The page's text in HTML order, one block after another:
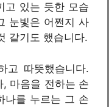
고 있는 듯한 모습
눈빛은 어쩐지 사
같기도 했습니다.
고 따뜻했습니다.
마음을 전하는 손
나를 누르는 그 손